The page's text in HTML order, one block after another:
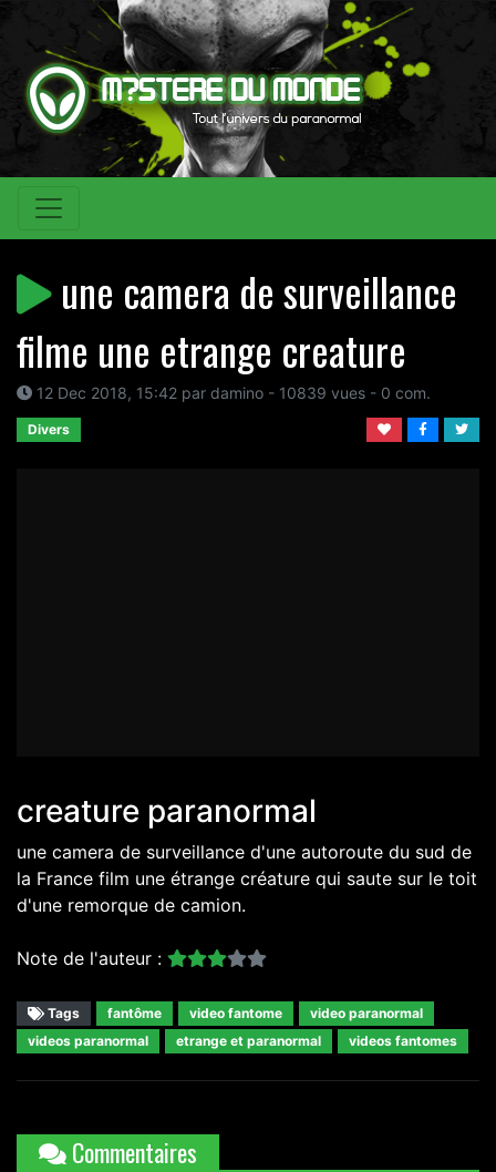
une camera de surveillance
filme une etrange creature
12 Dec 2018, 15:42 par damino - 10839 vues - 0 com.
Divers
creature paranormal
une camera de surveillance d'une autoroute du sud de
la France film une étrange créature qui saute sur le toit
d'une remorque de camion.
Note de l'auteur :
Tags fantôme video fantome
video paranormal
videos paranormal
etrange et paranormal videos fantomes
Commentaires